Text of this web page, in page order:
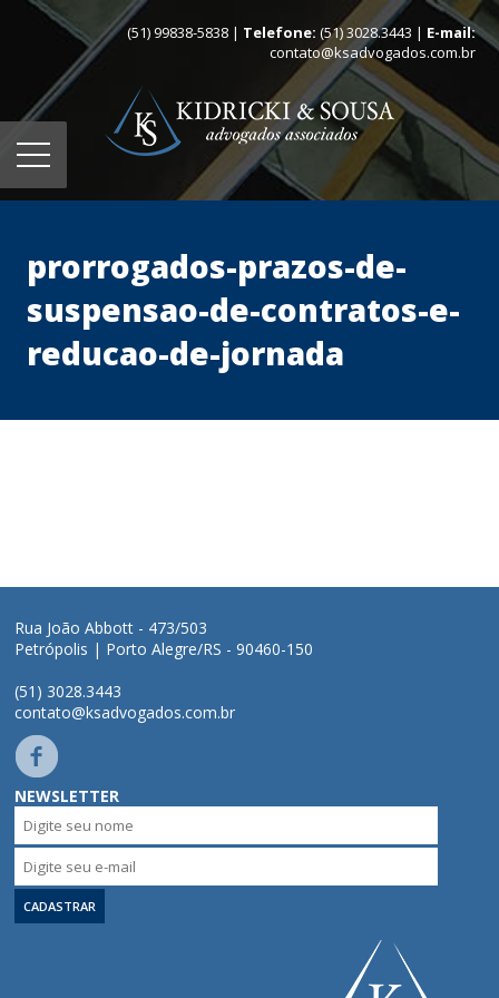
(51) 99838-5838 | Telefone: (51) 3028.3443 | E-mail:
contato@ksadvogados.com.br
Profissionais
Publicações
prorrogados-prazos-de-
suspensao-de-contratos-e-
reducao-de-jornada
Rua João Abbott - 473/503
Petrópolis | Porto Alegre/RS - 90460-150
(51) 3028.3443
contato@ksadvogados.com.br
NEWSLETTER